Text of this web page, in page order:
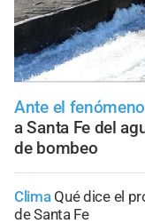
Ante el
a Santa Fe del
de bombeo
Clima Qué dice el
de Santa Fe